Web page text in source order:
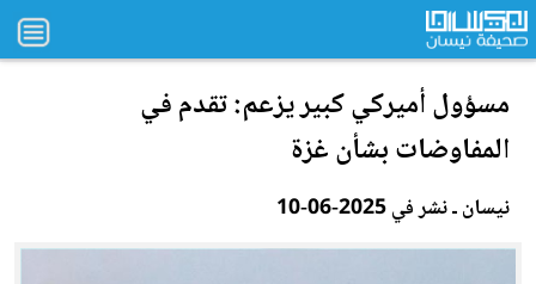
مسؤول أميركي كبير يزعم: تقدم في
المفاوضات بشأن غزة
نيسان ـ نشر في 2025-06-10